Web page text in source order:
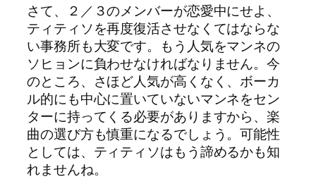
さて、２／３のメンバーが恋愛中にせよ、
ティティソを再度復活させなくてはならな
い事務所も大変です。もう人気をマンネの
ソヒョンに負わせなければなりません。今
のところ、さほど人気が高くなく、ボーカ
ル的にも中心に置いていないマンネをセン
ターに持ってくる必要がありますから、楽
曲の選び方も慎重になるでしょう。可能性
としては、ティティソはもう諦めるかも知
れませんね。